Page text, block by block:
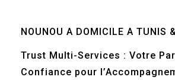
NOUNOU A DOMICILE A TUNIS
Trust Multi-Services : Votre
Confiance pour